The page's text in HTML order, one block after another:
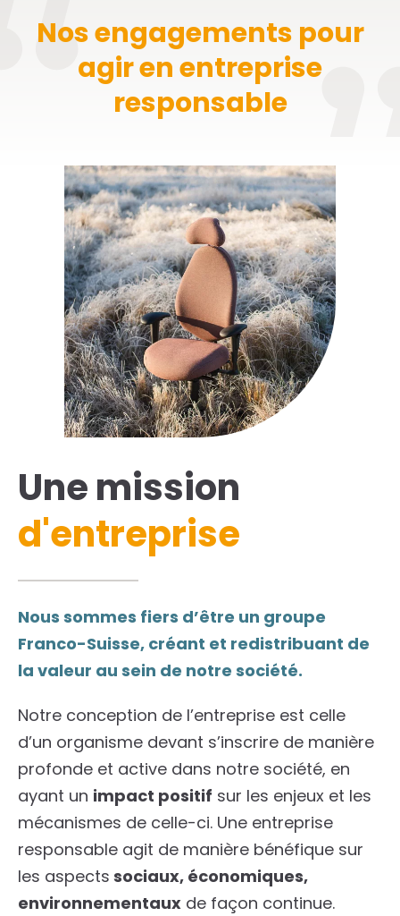
Nos engagements pour
agir en entreprise
responsable
Une mission
d'entreprise
Nous sommes fiers d’être un groupe
Franco-Suisse, créant et redistribuant de
la valeur au sein de notre société.
Notre conception de l’entreprise est celle
d’un organisme devant s’inscrire de manière
profonde et active dans notre société, en
ayant un impact positif sur les enjeux et les
mécanismes de celle-ci. Une entreprise
responsable agit de manière bénéfique sur
les aspects sociaux, économiques,
environnementaux de façon continue.